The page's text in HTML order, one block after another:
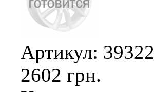
Артикул: 39322
2602 грн.